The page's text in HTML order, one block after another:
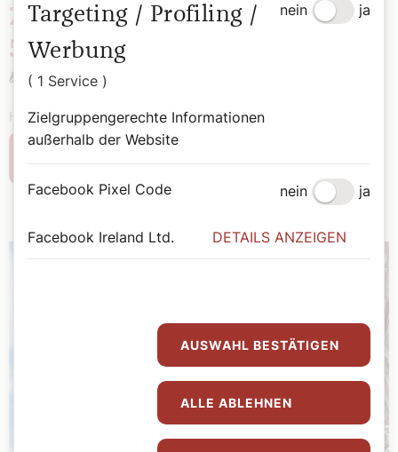
Zeitreise: Der Dompfarrer vor
53 Jahren
Redaktion
Hätten Sie den Dompfarrer auf diesem Kindheitsfoto erkannt?
Targeting / Profiling /
Werbung
( 1 Service )
Zielgruppengerechte Informationen
außerhalb der Website
nein ja
Facebook Pixel Code nein ja
Facebook Ireland Ltd. DETAILS ANZEIGEN
AUSWAHL BESTÄTIGEN
ALLE ABLEHNEN